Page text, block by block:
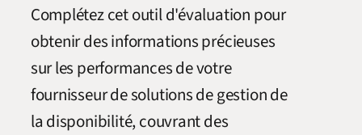
Complétez cet outil d'évaluation pour
obtenir des informations précieuses
sur les performances de votre
fournisseur de solutions de gestion de
la disponibilité, couvrant des